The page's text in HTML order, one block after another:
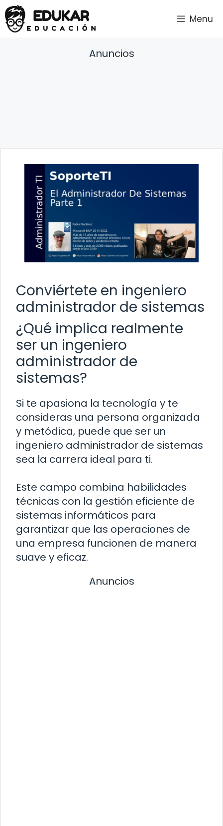
Saltar
al
contenido
Menu
Anuncios
Conviértete en ingeniero
administrador de sistemas
¿Qué implica realmente
ser un ingeniero
administrador de
sistemas?
Si te apasiona la tecnología y te
consideras una persona organizada
y metódica, puede que ser un
ingeniero administrador de sistemas
sea la carrera ideal para ti.
Este campo combina habilidades
técnicas con la gestión eficiente de
sistemas informáticos para
garantizar que las operaciones de
una empresa funcionen de manera
suave y eficaz.
Anuncios